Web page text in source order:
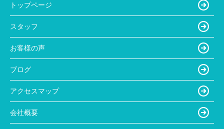
トップページ
スタッフ
お客様の声
ブログ
アクセスマップ
会社概要